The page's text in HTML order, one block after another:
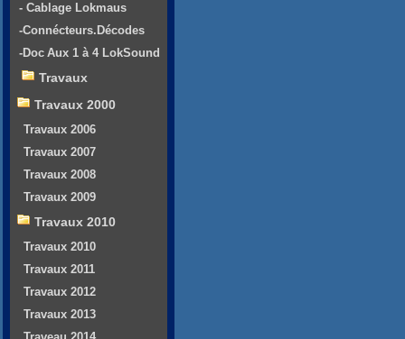
- Cablage Lokmaus
-Connécteurs.Décodes
-Doc Aux 1 à 4 LokSound
Travaux
Travaux 2000
Travaux 2006
Travaux 2007
Travaux 2008
Travaux 2009
Travaux 2010
Travaux 2010
Travaux 2011
Travaux 2012
Travaux 2013